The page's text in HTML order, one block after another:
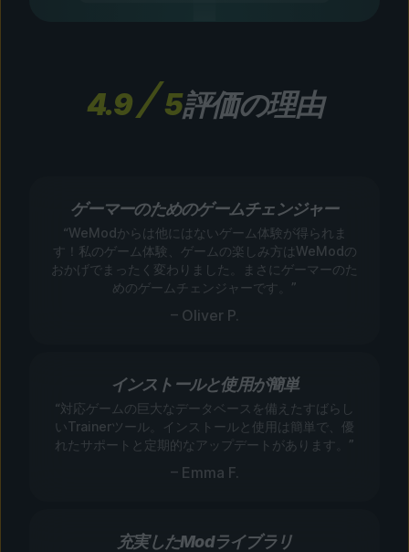
4.9 5評価の理由
ゲーマーのためのゲームチェンジャー
“WeModからは他にはないゲーム体験が得られま
す！私のゲーム体験、ゲームの楽しみ方はWeModの
おかげでまったく変わりました。まさにゲーマーのた
めのゲームチェンジャーです。”
– Oliver P.
インストールと使用が簡単
“対応ゲームの巨大なデータベースを備えたすばらし
いTrainerツール。インストールと使用は簡単で、優
れたサポートと定期的なアップデートがあります。”
– Emma F.
充実したModライブラリ